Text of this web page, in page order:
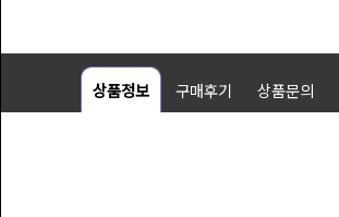
정
상품정보 구매후기 상품문의